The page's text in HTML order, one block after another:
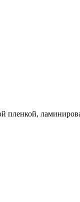
пленкой,